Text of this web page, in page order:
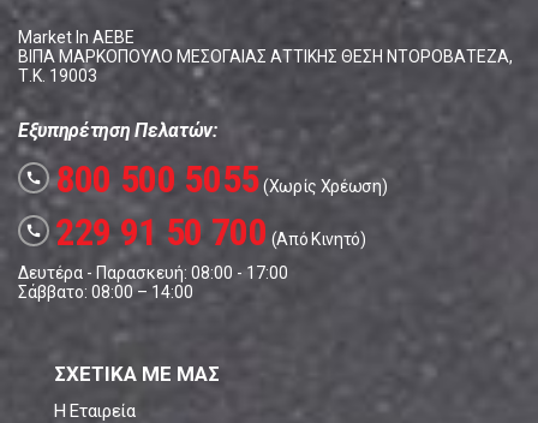
Market In ΑΕΒΕ
ΒΙΠΑ ΜΑΡΚΟΠΟΥΛΟ ΜΕΣΟΓΑΙΑΣ ΑΤΤΙΚΗΣ ΘΕΣΗ ΝΤΟΡΟΒΑΤΕΖΑ,
Τ.Κ. 19003
Εξυπηρέτηση Πελατών:
call 800 500 5055(Χωρίς Χρέωση)
call 229 91 50 700 (Από Κινητό)
Δευτέρα - Παρασκευή: 08:00 - 17:00
Σάββατο: 08:00 – 14:00
ΣΧΕΤΙΚΑ ΜΕ ΜΑΣ
Η Εταιρεία